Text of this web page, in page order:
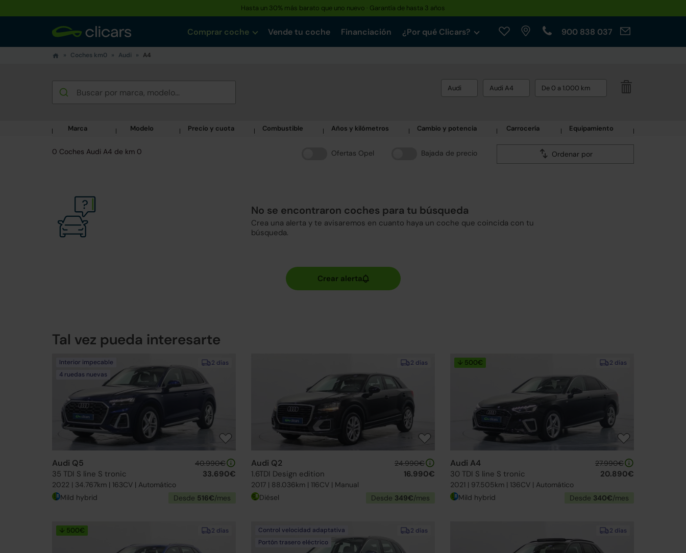
Hasta un 30% más barato que uno nuevo · Garantía de hasta 3 años
Comprar coche Vende tu coche Financiación ¿Por qué Clicars? 900 838 037
Coches km0 Audi A4
Audi Audi A4 De 0 a 1.000 km
Marca Modelo Precio y cuota Combustible Años y kilómetros Cambio y potencia Carrocería Equipamiento
Ofertas Opel Bajada de precio Ordenar por
0 Coches Audi A4 de km 0
No se encontraron coches para tu búsqueda
Crea una alerta y te avisaremos en cuanto haya un coche que coincida con tu
búsqueda.
Tal vez pueda interesarte
2 días
Interior impecable
4 ruedas nuevas
Audi Q5
35 TDI S line S tronic
2022 | 34.767km | 163CV | Automático
40.990€
33.690€
Mild hybrid Desde 516€/mes
2 días
Audi Q2
1.6TDI Design edition
2017 | 88.036km | 116CV | Manual
24.990€
16.990€
Diésel Desde 349€/mes
2 días
↓ 500€
Audi A4
30 TDI S line S tronic
2021 | 97.505km | 136CV | Automático
27.990€
20.890€
Mild hybrid Desde 340€/mes
2 días
↓ 500€ 2 días
Control velocidad adaptativa
Portón trasero eléctrico
2 días